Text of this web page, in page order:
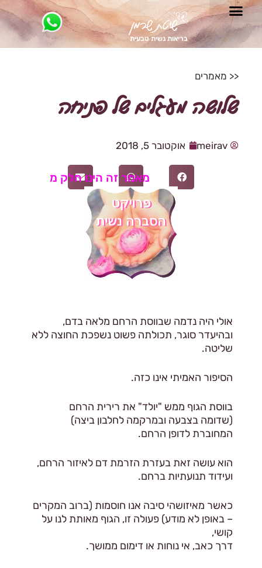
בריאות נשית טבעית
<< מאמרים
שלושה מעגלים של פתיחה
meirav אוקטובר 5, 2018
מאמר זה הינו חלק מ
אולי היה נדמה שבווסת הרחם מלאה בדם,
ובהיעדר סוגר, תכולתה פשוט נשפכת החוצה ללא
שליטה.
הסיפור האמיתי אינו כזה.
בווסת הגוף ממש "יולד" את רירית הרחם
(שדומה בצבעה ובמרקמה לחלבון ביצה)
המחוברת לדופן הרחם.
הוא עושה זאת בעזרת הזרמת דם לאיזור הרחם,
ועידוד תנועתיות ברחם.
כאשר מאיזושהי סיבה אנו חוסמות (ברוב המקרים
– באופן לא מודע) פעולה זו, הגוף מאותת לנו על
קושי,
דרך כאב, אי נוחות או דימום ממושך.